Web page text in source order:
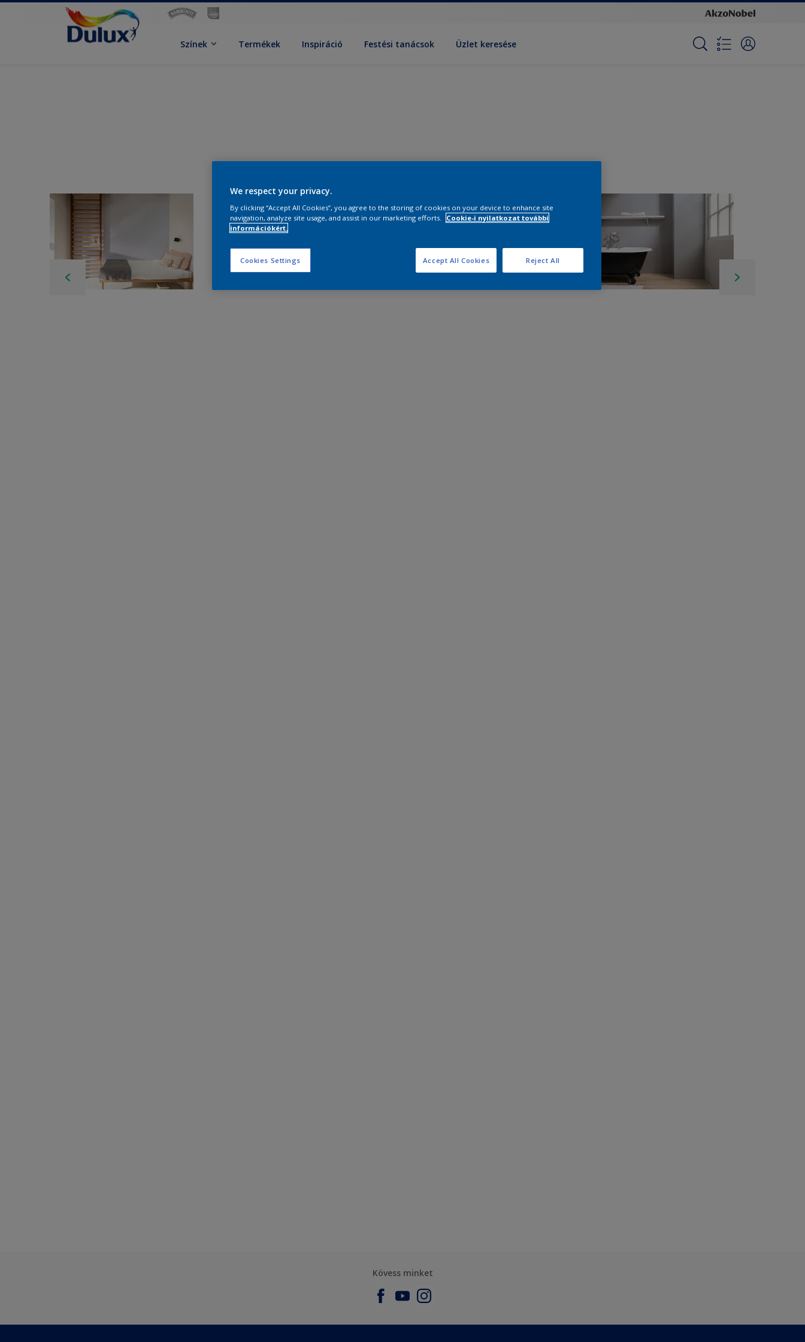
Színek Termékek Inspiráció Festési tanácsok Üzlet keresése
Kövess minket
We respect your privacy.
By clicking “Accept All Cookies”, you agree to the storing of cookies on your device to enhance site
navigation, analyze site usage, and assist in our marketing efforts.
Cookie-i nyilatkozat további
információkért.
Cookies Settings Reject All
Accept All Cookies